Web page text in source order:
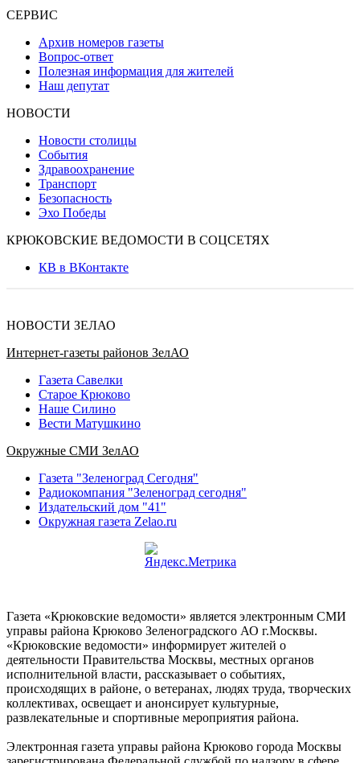
СЕРВИС
Архив номеров газеты
Вопрос-ответ
Полезная информация для жителей
Наш депутат
НОВОСТИ
Новости столицы
События
Здравоохранение
Транспорт
Безопасность
Эхо Победы
КРЮКОВСКИЕ ВЕДОМОСТИ В СОЦСЕТЯХ
КВ в ВКонтакте
НОВОСТИ ЗЕЛАО
Интернет-газеты районов ЗелАО
Газета Савелки
Старое Крюково
Наше Силино
Вести Матушкино
Окружные СМИ ЗелАО
Газета "Зеленоград Сегодня"
Радиокомпания "Зеленоград сегодня"
Издательский дом "41"
Окружная газета Zelao.ru
Газета «Крюковские ведомости» является электронным СМИ
управы района Крюково Зеленоградского АО г.Москвы.
«Крюковские ведомости» информирует жителей о
деятельности Правительства Москвы, местных органов
исполнительной власти, рассказывает о событиях,
происходящих в районе, о ветеранах, людях труда, творческих
коллективах, освещает и анонсирует культурные,
развлекательные и спортивные мероприятия района.
Электронная газета управы района Крюково города Москвы